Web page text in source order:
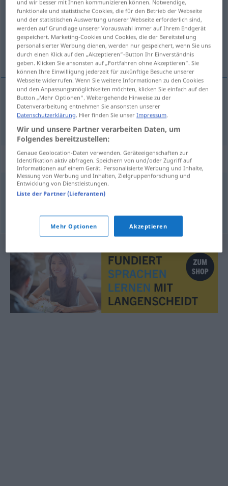
Übersicht aller Übersetzungen
(Für mehr Details die Übersetzung anklicken/antippen)
Sturm
Sturmm storm
Beispielsätze für "storm"
stiltevoor de storm
und wir besser mit Ihnen kommunizieren können. Notwendige,
funktionale und statistische Cookies, die für den Betrieb der Webseite
und der statistischen Auswertung unserer Webseite erforderlich sind,
werden auf Grundlage unserer Vorauswahl immer auf Ihrem Endgerät
gespeichert. Marketing-Cookies und Cookies, die der Bereitstellung
personalisierter Werbung dienen, werden nur gespeichert, wenn Sie uns
durch einen Klick auf den „Akzeptieren“-Button Ihr Einverständnis
geben. Klicken Sie ansonsten auf „Fortfahren ohne Akzeptieren“. Sie
können Ihre Einwilligung jederzeit für zukünftige Besuche unserer
Webseite widerrufen. Wenn Sie weitere Informationen zu den Cookies
und den Anpassungsmöglichkeiten möchten, klicken Sie einfach auf den
Button „Mehr Optionen“. Weitergehende Hinweise zu der
Datenverarbeitung entnehmen Sie ansonsten unserer
Datenschutzerklärung. Hier finden Sie unserImpressum.
Wir und unsere Partner verarbeiten Daten, um
Folgendes bereitzustellen:
Genaue Geolocation-Daten verwenden. Geräteeigenschaften zur
Identifikation aktiv abfragen. Speichern von und/oder Zugriff auf
Informationen auf einem Gerät. Personalisierte Werbung und Inhalte,
Messung von Werbung und Inhalten, Zielgruppenforschung und
Entwicklung von Dienstleistungen.
Liste der Partner (Lieferanten)
Mehr Optionen Akzeptieren